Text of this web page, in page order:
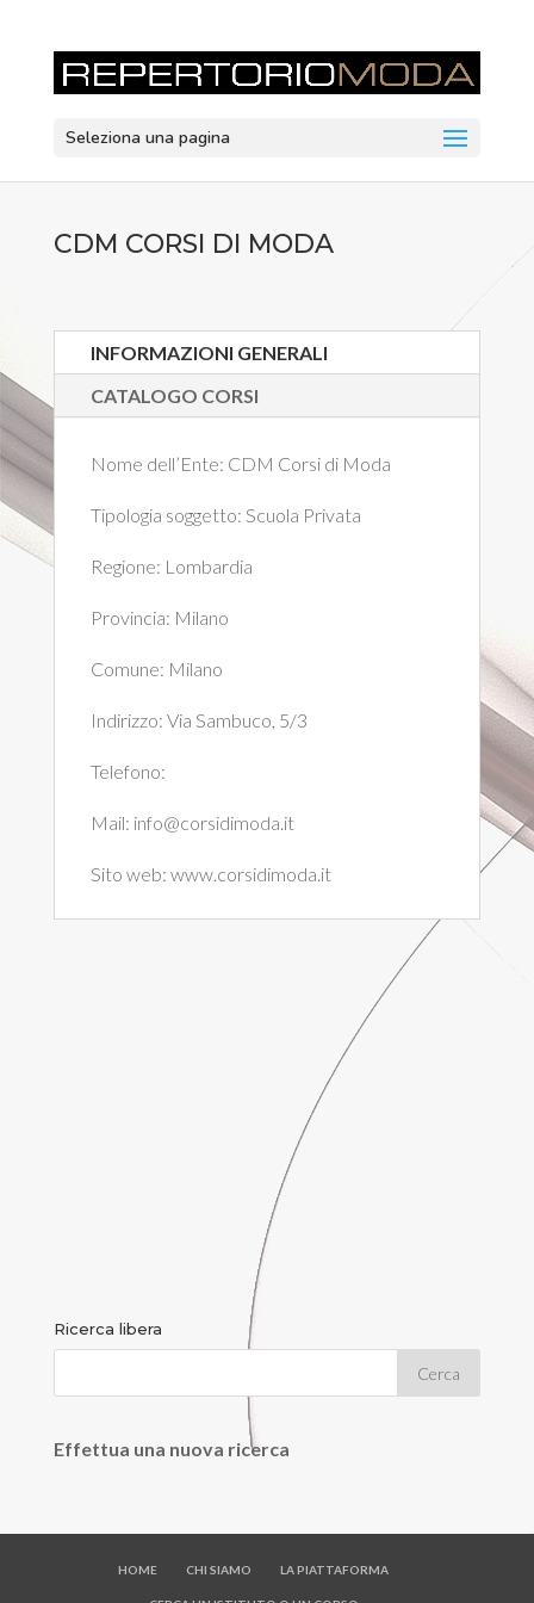
Seleziona una pagina
CDM CORSI DI MODA
INFORMAZIONI GENERALI
CATALOGO CORSI
Nome dell’Ente: CDM Corsi di Moda
Tipologia soggetto: Scuola Privata
Regione: Lombardia
Provincia: Milano
Comune: Milano
Indirizzo: Via Sambuco, 5/3
Telefono:
Mail: info@corsidimoda.it
Sito web: www.corsidimoda.it
Ricerca libera
Effettua una nuova ricerca
HOME CHI SIAMO LA PIATTAFORMA